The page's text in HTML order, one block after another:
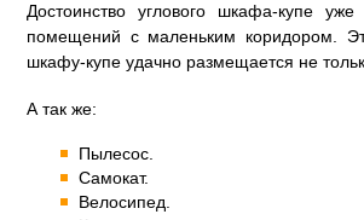
Достоинство углового шкафа-купе
помещений с маленьким коридором.
шкафу-купе удачно размещается не
А так же:
Пылесос.
Самокат.
Велосипед.